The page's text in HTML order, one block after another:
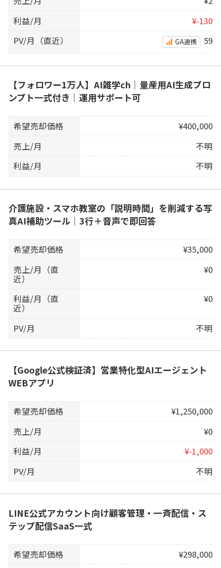
利益/月
¥-130
PV/月（直近）
GA連携 59
【フォロワー1万人】AI雑学ch｜量産用AI生成プロ
ンプト一式付き｜運用サポート可
希望売却価格
¥400,000
売上/月
不明
利益/月
不明
介護施設・スマホ教室の「説明時間」を削減する写
真AI補助ツール｜3行＋音声で即回答
希望売却価格
¥35,000
売上/月（直
近）
¥0
利益/月（直
近）
¥0
PV/月 不明
【Google公式検証済】営業特化型AIエージェント
WEBアプリ
希望売却価格
¥1,250,000
売上/月
¥0
利益/月
¥-1,000
PV/月
不明
LINE公式アカウント向け顧客管理・一斉配信・ス
テップ配信SaaS一式
希望売却価格
¥298,000